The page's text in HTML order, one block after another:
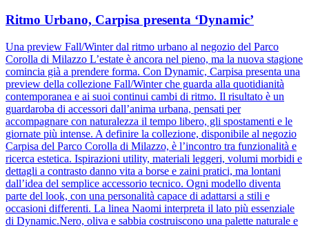
Ritmo Urbano, Carpisa presenta ‘Dynamic’
Una preview Fall/Winter dal ritmo urbano al negozio del Parco
Corolla di Milazzo L’estate è ancora nel pieno, ma la nuova stagione
comincia già a prendere forma. Con Dynamic, Carpisa presenta una
preview della collezione Fall/Winter che guarda alla quotidianità
contemporanea e ai suoi continui cambi di ritmo. Il risultato è un
guardaroba di accessori dall’anima urbana, pensati per
accompagnare con naturalezza il tempo libero, gli spostamenti e le
giornate più intense. A definire la collezione, disponibile al negozio
Carpisa del Parco Corolla di Milazzo, è l’incontro tra funzionalità e
ricerca estetica. Ispirazioni utility, materiali leggeri, volumi morbidi e
dettagli a contrasto danno vita a borse e zaini pratici, ma lontani
dall’idea del semplice accessorio tecnico. Ogni modello diventa
parte del look, con una personalità capace di adattarsi a stili e
occasioni differenti. La linea Naomi interpreta il lato più essenziale
di Dynamic.Nero, oliva e sabbia costruiscono una palette naturale e